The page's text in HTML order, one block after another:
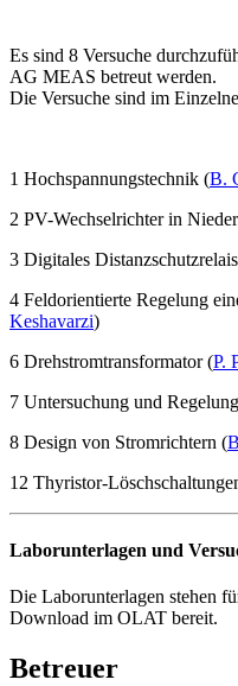
Es sind 8 Versuche
AG MEAS betreut werden.
Die Versuche sind im
1 Hochspannungstechnik (B.
2 PV-Wechselrichter in
3 Digitales
4 Feldorientierte Regelung
Keshavarzi)
6 Drehstromtransformator (P.
7 Untersuchung und
8 Design von Stromrichtern (
12 Thyristor-
Laborunterlagen und
Die Laborunterlagen stehen
Download im OLAT bereit.
Betreuer